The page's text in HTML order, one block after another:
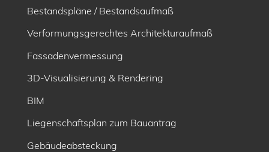
Bestandspläne / Bestandsaufmaß
Verformungsgerechtes Architekturaufmaß
Fassadenvermessung
3D-Visualisierung & Rendering
BIM
Liegenschaftsplan zum Bauantrag
Gebäudeabsteckung